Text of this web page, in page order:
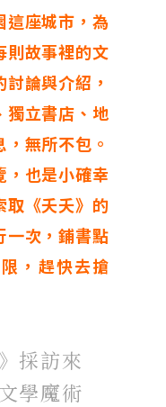
這座城市，為
則故事裡的文
論與介紹，
獨立書店、地
無所不包。
，也是小確幸
取《夭夭》的
一次，鋪書點
，趕快去搶
採訪來
學魔術